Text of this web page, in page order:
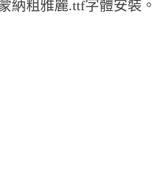
納粗雅麗.ttf字體安裝。